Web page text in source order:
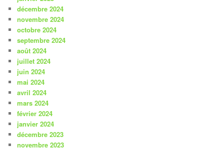
décembre 2024
novembre 2024
octobre 2024
septembre 2024
août 2024
juillet 2024
juin 2024
mai 2024
avril 2024
mars 2024
février 2024
janvier 2024
décembre 2023
novembre 2023